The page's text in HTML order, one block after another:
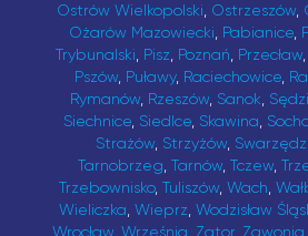
Ostrów Wielkopolski, Ostrzeszów,
Ożarów Mazowiecki, Pabianice,
Trybunalski, Pisz, Poznań, Przecław,
Pszów, Puławy, Raciechowice,
Rymanów, Rzeszów, Sanok,
Siechnice, Siedlce, Skawina,
Strażów, Strzyżów, Swarzędz
Tarnobrzeg, Tarnów, Tczew,
Trzebownisko, Tuliszów, Wach,
Wieliczka, Wieprz, Wodzisław
Wrocław, Września Zator, Zawonia